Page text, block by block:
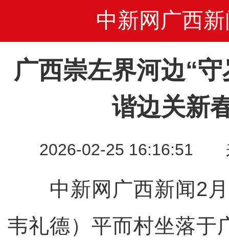
中新网广西新
广西崇左界河边“
谐边关新
2026-02-25 16:16:51
中新网广西新闻2
韦礼德）平而村坐落于